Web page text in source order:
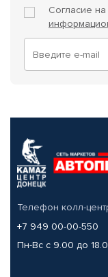
Согласие
Телефон колл-
+7 949 00-00-550
Пн-Вс с 9.00 до